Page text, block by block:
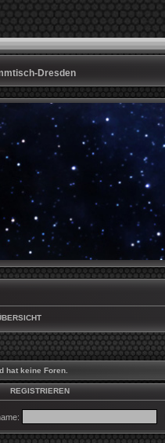
Dresden
hat keine Foren.
REGISTRIEREN